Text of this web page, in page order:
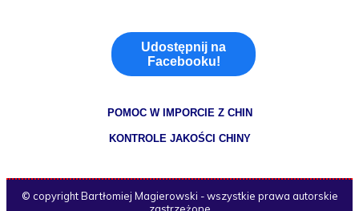
Udostępnij na
Facebooku!
POMOC W IMPORCIE Z CHIN
KONTROLE JAKOŚCI CHINY
© copyright Bartłomiej Magierowski - wszystkie prawa autorskie